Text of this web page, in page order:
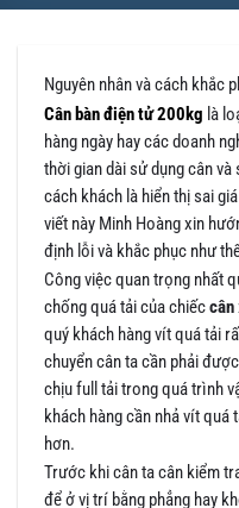
Nguyên nhân và cách khắc
Cân bàn điện tử 200kg là
hàng ngày hay các doanh
thời gian dài sử dụng cân
cách khách là hiển thị sai
viết này Minh Hoàng xin
định lỗi và khắc phục như
Công việc quan trọng nhất
chống quá tải của chiếccân
quý khách hàng vít quá tải
chuyển cân ta cần phải
chịu full tải trong quá trình
khách hàng cần nhả vít
hơn.
Trước khi cân ta cân kiểm
để ở vị trí bằng phẳng hay